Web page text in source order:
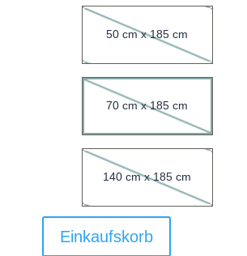
50 cm x 185 cm
70 cm x 185 cm
140 cm x 185 cm
Einkaufskorb